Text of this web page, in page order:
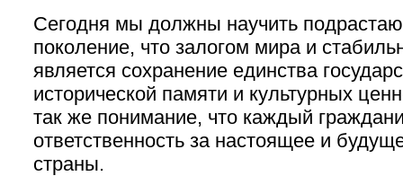
Сегодня мы должны научить
поколение, что залогом мира и
является сохранение единства
исторической памяти и культурных
так же понимание, что каждый
ответственность за настоящее и
страны.